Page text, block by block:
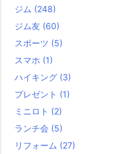
ジム (248)
ジム友 (60)
スポーツ (5)
スマホ (1)
ハイキング (3)
プレゼント (1)
ミニロト (2)
ランチ会 (5)
リフォーム (27)